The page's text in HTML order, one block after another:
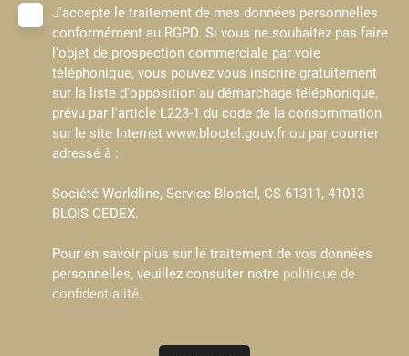
J'accepte le traitement de mes données personnelles
conformément au RGPD. Si vous ne souhaitez pas faire
l'objet de prospection commerciale par voie
téléphonique, vous pouvez vous inscrire gratuitement
sur la liste d'opposition au démarchage téléphonique,
prévu par l'article L223-1 du code de la consommation,
sur le site Internet www.bloctel.gouv.fr ou par courrier
adressé à :
Société Worldline, Service Bloctel, CS 61311, 41013
BLOIS CEDEX.
Pour en savoir plus sur le traitement de vos données
personnelles, veuillez consulter notre politique de
confidentialité.